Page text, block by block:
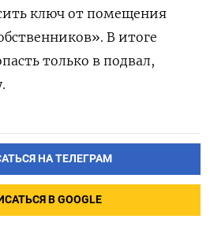
ключ от помещения
В итоге
только в подвал,
НА ТЕЛЕГРАМ
В GOOGLE